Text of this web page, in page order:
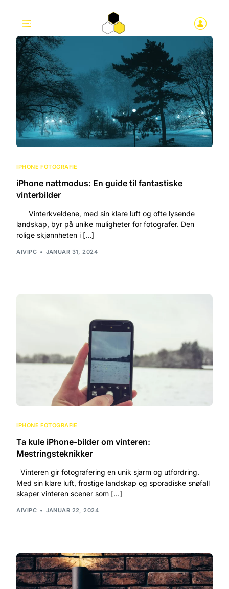
IPHONE FOTOGRAFIE
iPhone nattmodus: En guide til fantastiske
vinterbilder
Vinterkveldene, med sin klare luft og ofte lysende
landskap, byr på unike muligheter for fotografer. Den
rolige skjønnheten i […]
AIVIPC JANUAR 31, 2024
IPHONE FOTOGRAFIE
Ta kule iPhone-bilder om vinteren:
Mestringsteknikker
Vinteren gir fotografering en unik sjarm og utfordring.
Med sin klare luft, frostige landskap og sporadiske snøfall
skaper vinteren scener som […]
AIVIPC JANUAR 22, 2024